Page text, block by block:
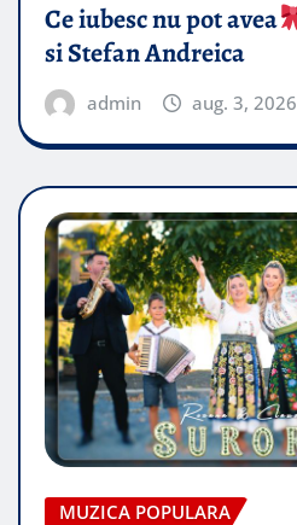
Ce iubesc nu pot avea
si Stefan Andreica
admin aug. 3, 2026
MUZICA POPULARA